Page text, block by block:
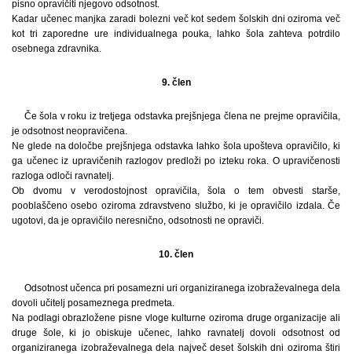
pisno opravičiti njegovo odsotnost.
Kadar učenec manjka zaradi bolezni več kot sedem šolskih dni oziroma več
kot tri zaporedne ure individualnega pouka, lahko šola zahteva potrdilo
osebnega zdravnika.
9. člen
Če šola v roku iz tretjega odstavka prejšnjega člena ne prejme opravičila,
je odsotnost neopravičena.
Ne glede na določbe prejšnjega odstavka lahko šola upošteva opravičilo, ki
ga učenec iz upravičenih razlogov predloži po izteku roka. O upravičenosti
razloga odloči ravnatelj.
Ob dvomu v verodostojnost opravičila, šola o tem obvesti starše,
pooblaščeno osebo oziroma zdravstveno službo, ki je opravičilo izdala. Če
ugotovi, da je opravičilo neresnično, odsotnosti ne opraviči.
10. člen
Odsotnost učenca pri posamezni uri organiziranega izobraževalnega dela
dovoli učitelj posameznega predmeta.
Na podlagi obrazložene pisne vloge kulturne oziroma druge organizacije ali
druge šole, ki jo obiskuje učenec, lahko ravnatelj dovoli odsotnost od
organiziranega izobraževalnega dela največ deset šolskih dni oziroma štiri